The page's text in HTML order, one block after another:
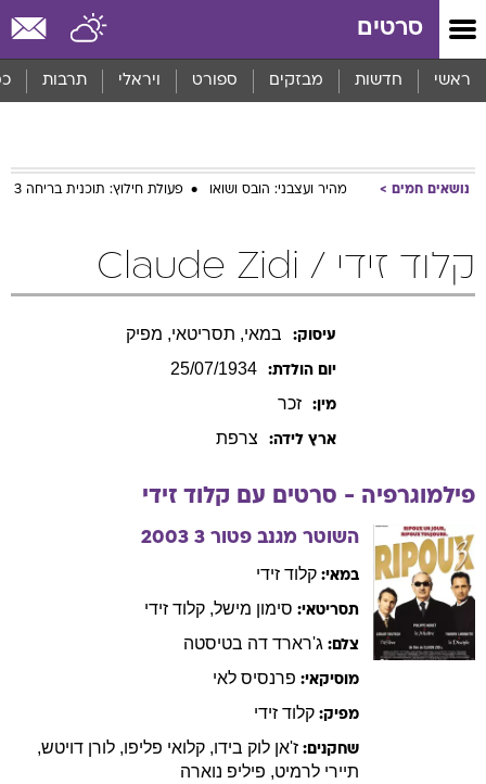
סרטים
ראשי חדשות מבזקים ספורט ויראלי תרבות
נושאים חמים מהיר ועצבני: הובס ושואו פעולת חילוץ: תוכנית בריחה 3
קלוד זידי / Claude Zidi
עיסוק: במאי, תסריטאי, מפיק
יום הולדת: 25/07/1934
מין: זכר
ארץ לידה: צרפת
פילמוגרפיה - סרטים עם קלוד זידי
השוטר מגנב פטור 3 2003
במאי: קלוד זידי
תסריטאי: סימון מישל, קלוד זידי
צלם: ג'רארד דה בטיסטה
מוסיקאי: פרנסיס לאי
מפיק: קלוד זידי
שחקנים: ז'אן לוק בידו, קלואי פליפו, לורן דויטש,
תיירי לרמיט, פיליפ נוארה